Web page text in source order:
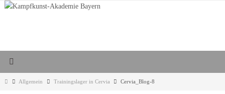
Zum
StartAllgemein Trainingslager in Cervia Cervia_Blog-8